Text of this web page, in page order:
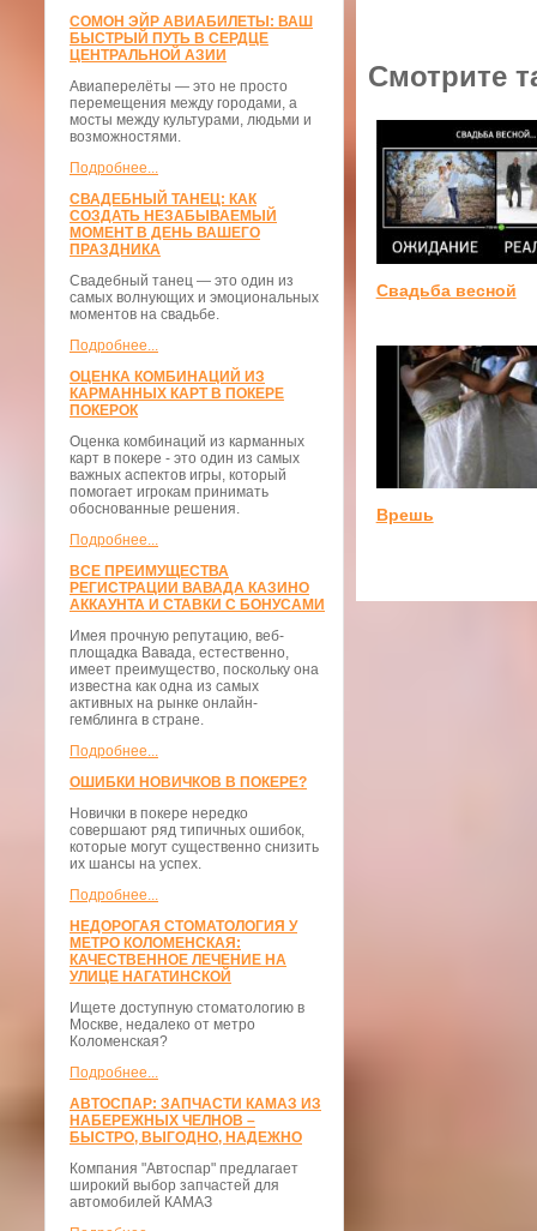
СОМОН ЭЙР АВИАБИЛЕТЫ: ВАШ
БЫСТРЫЙ ПУТЬ В СЕРДЦЕ
ЦЕНТРАЛЬНОЙ АЗИИ
Авиаперелёты — это не просто
перемещения между городами, а
мосты между культурами, людьми и
возможностями.
Подробнее...
СВАДЕБНЫЙ ТАНЕЦ: КАК
СОЗДАТЬ НЕЗАБЫВАЕМЫЙ
МОМЕНТ В ДЕНЬ ВАШЕГО
ПРАЗДНИКА
Свадебный танец — это один из
самых волнующих и эмоциональных
моментов на свадьбе.
Подробнее...
ОЦЕНКА КОМБИНАЦИЙ ИЗ
КАРМАННЫХ КАРТ В ПОКЕРЕ
ПОКЕРОК
Оценка комбинаций из карманных
карт в покере - это один из самых
важных аспектов игры, который
помогает игрокам принимать
обоснованные решения.
Подробнее...
ВСЕ ПРЕИМУЩЕСТВА
РЕГИСТРАЦИИ ВАВАДА КАЗИНО
АККАУНТА И СТАВКИ С БОНУСАМИ
Имея прочную репутацию, веб-
площадка Вавада, естественно,
имеет преимущество, поскольку она
известна как одна из самых
активных на рынке онлайн-
гемблинга в стране.
Подробнее...
ОШИБКИ НОВИЧКОВ В ПОКЕРЕ?
Новички в покере нередко
совершают ряд типичных ошибок,
которые могут существенно снизить
их шансы на успех.
Подробнее...
НЕДОРОГАЯ СТОМАТОЛОГИЯ У
МЕТРО КОЛОМЕНСКАЯ:
КАЧЕСТВЕННОЕ ЛЕЧЕНИЕ НА
УЛИЦЕ НАГАТИНСКОЙ
Ищете доступную стоматологию в
Москве, недалеко от метро
Коломенская?
Подробнее...
АВТОСПАР: ЗАПЧАСТИ КАМАЗ ИЗ
НАБЕРЕЖНЫХ ЧЕЛНОВ –
БЫСТРО, ВЫГОДНО, НАДЕЖНО
Компания "Автоспар" предлагает
широкий выбор запчастей для
автомобилей КАМАЗ
Смотрите
Свадьба весной
Врешь